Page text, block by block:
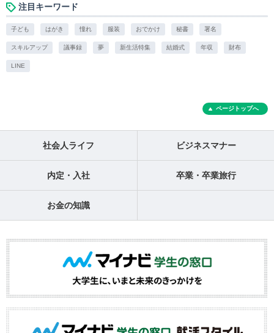
注目キーワード
子ども はがき 憧れ 服装 おでかけ 秘書 署名
スキルアップ 議事録 夢 新生活特集 結婚式 年収 財布
LINE
ページトップへ
社会人ライフ ビジネスマナー
内定・入社 卒業・卒業旅行
お金の知識